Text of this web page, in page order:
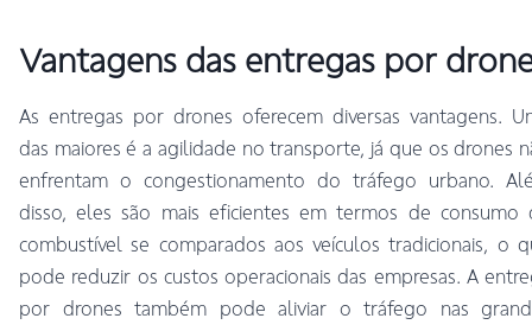
Vantagens das entregas por
As entregas por drones oferecem diversas vantagens.
das maiores é a agilidade no transporte, já que os drones
enfrentam o congestionamento do tráfego urbano.
disso, eles são mais eficientes em termos de consumo
combustível se comparados aos veículos tradicionais, o
pode reduzir os custos operacionais das empresas. A
por drones também pode aliviar o tráfego nas